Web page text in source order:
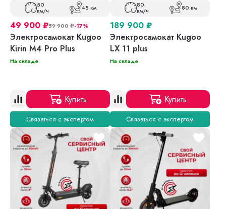
50
км/ч 45 км
49 900 ₽59 900₽-17%
Электросамокат Kugoo
Kirin M4 Pro Plus
На складе
Купить
Связаться с экспертом
80
км/ч 80 км
189 900 ₽
Электросамокат Kugoo
LX 11 plus
На складе
Купить
Связаться с экспертом